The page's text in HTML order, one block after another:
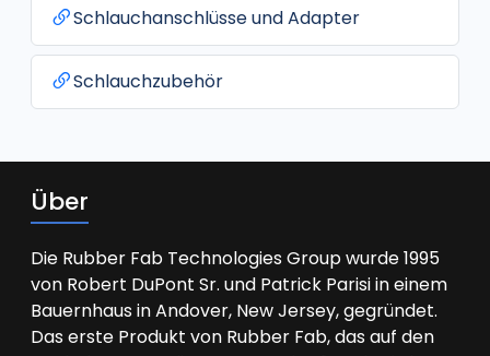
Schlauchanschlüsse und Adapter
Schlauchzubehör
Über
Die Rubber Fab Technologies Group wurde 1995
von Robert DuPont Sr. und Patrick Parisi in einem
Bauernhaus in Andover, New Jersey, gegründet.
Das erste Produkt von Rubber Fab, das auf den